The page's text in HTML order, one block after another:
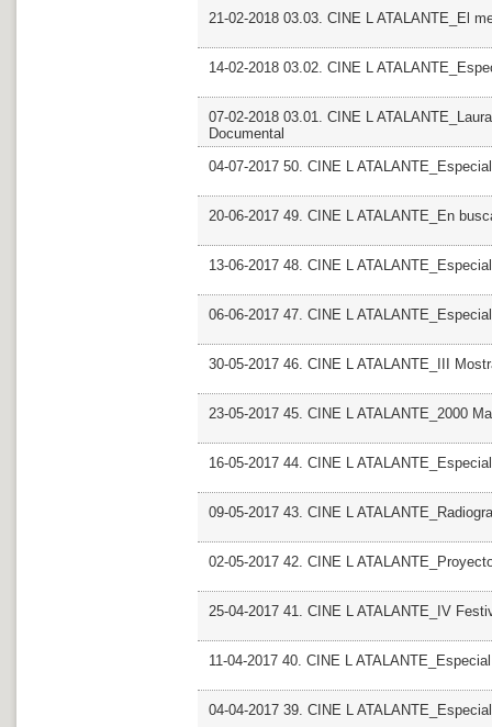
21-02-2018 03.03. CINE L ATALANTE_El
14-02-2018 03.02. CINE L
07-02-2018 03.01. CINE L
Documental
04-07-2017 50. CINE L
20-06-2017 49. CINE L ATALANTE_En
13-06-2017 48. CINE L
06-06-2017 47. CINE L
30-05-2017 46. CINE L ATALANTE_III
23-05-2017 45. CINE L ATALANTE_2000
16-05-2017 44. CINE L
09-05-2017 43. CINE L
02-05-2017 42. CINE L
25-04-2017 41. CINE L ATALANTE_IV
11-04-2017 40. CINE L
04-04-2017 39. CINE L